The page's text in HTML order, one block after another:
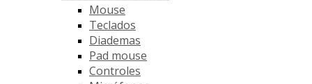
Mouse
Teclados
Diademas
Pad mouse
Controles